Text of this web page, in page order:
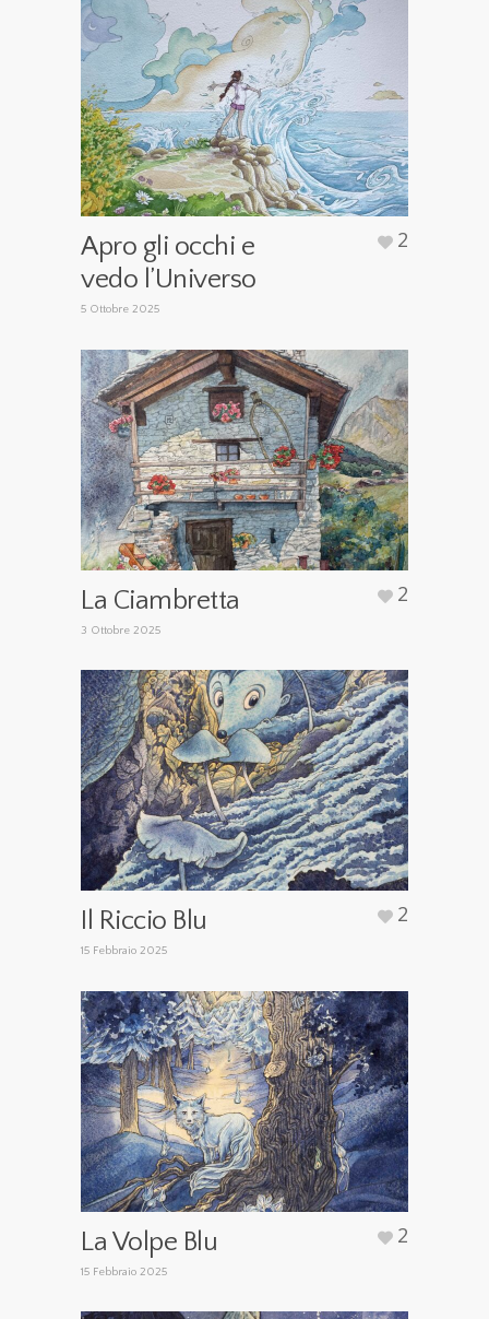
Apro gli occhi e
vedo l’Universo
5 Ottobre 2025
2
La Ciambretta
3 Ottobre 2025
2
Il Riccio Blu
15 Febbraio 2025
2
La Volpe Blu
15 Febbraio 2025
2